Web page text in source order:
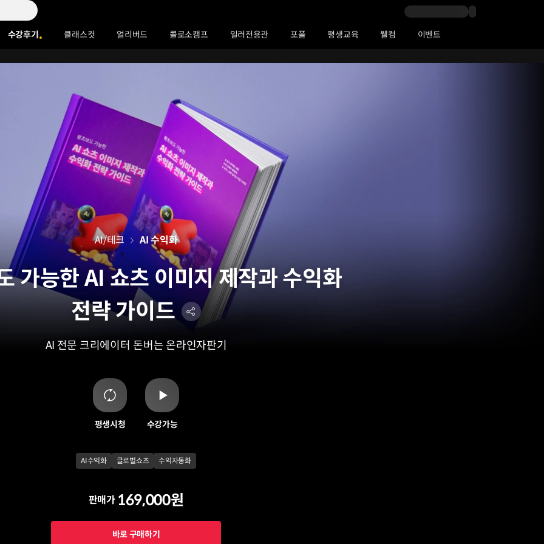
수강후기 클래스컷 얼리버드 콜로소캠프 일러전용관 포폴 평생교육 웰컴 이벤트
가능한 AI 쇼츠 이미지 제작과 수익화
전략 가이드
AI 전문 크리에이터 돈버는 온라인자판기
AI/테크 AI 수익화
평생시청 수강가능
AI수익화 글로벌쇼츠 수익자동화
판매가 169,000원
바로 구매하기